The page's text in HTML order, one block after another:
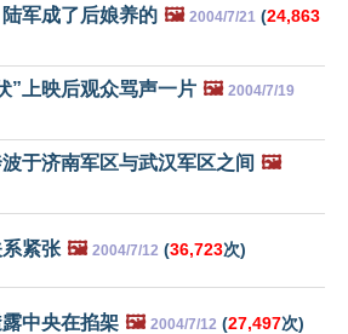
军成了后娘养的 🖼️ 2004/7/21 (24,863
”上映后观众骂声一片 🖼️ 2004/7/19
于济南军区与武汉军区之间 🖼️
紧张 🖼️ 2004/7/12 (36,723次)
中央在掐架 🖼️ 2004/7/12 (27,497次)